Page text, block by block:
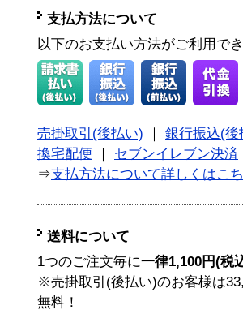
支払方法について
以下のお支払い方法がご利用で
売掛取引(後払い)
銀行振込(後
換宅配便
セブンイレブン決済
⇒支払方法について詳しくはこ
送料について
1つのご注文毎に一律1,100円(税
※売掛取引(後払い)のお客様は
無料！